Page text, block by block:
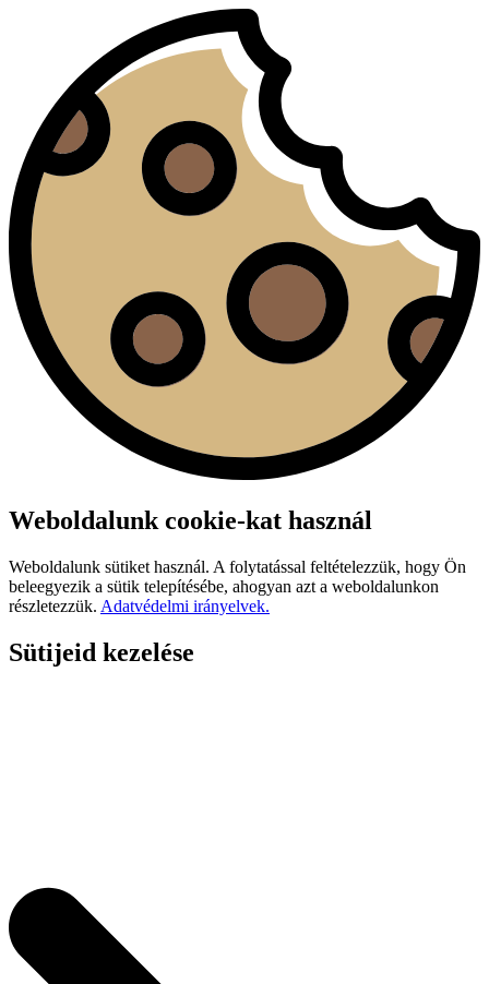
Weboldalunk cookie-kat használ
Weboldalunk sütiket használ. A folytatással feltételezzük, hogy Ön
beleegyezik a sütik telepítésébe, ahogyan azt a weboldalunkon
részletezzük. Adatvédelmi irányelvek.
Sütijeid kezelése